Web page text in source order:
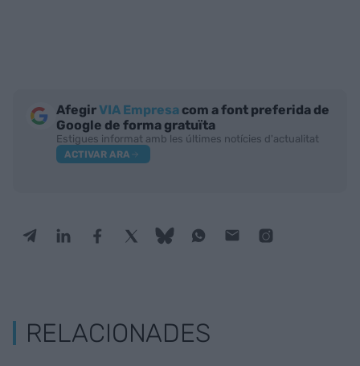
AfegirVIA Empresa com a font preferida de
Google de forma gratuïta
Estigues informat amb les últimes notícies d'actualitat
ACTIVAR ARA
RELACIONADES